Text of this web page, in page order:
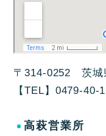
〒314-0252 茨城
【TEL】0479-
高萩営業所